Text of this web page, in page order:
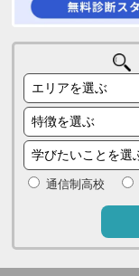
通信制高校